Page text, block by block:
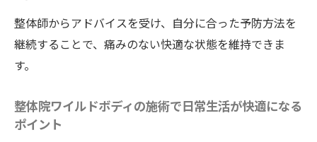
整体院ワイルドボディの施術でばね指の痛
みを緩和する仕組み
整体院ワイルドボディの施術でばね指が改
整体師からアドバイスを受け、自分に合った予防方法を
継続することで、痛みのない快適な状態を維持できま
す。
整体院ワイルドボディの施術で日常生活が快適になる
ポイント